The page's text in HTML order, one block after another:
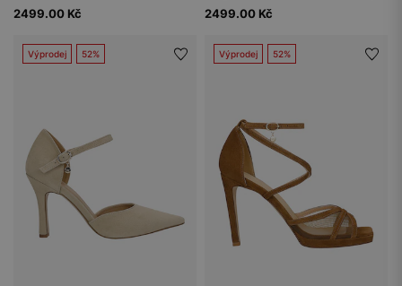
2499.00 Kč
2499.00 Kč
Výprodej 52% Výprodej 52%